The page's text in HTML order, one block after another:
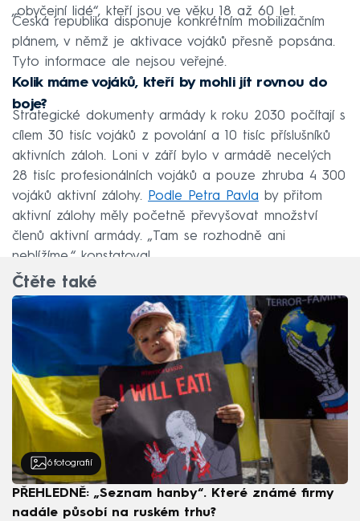
„obyčejní lidé“, kteří jsou ve věku 18 až 60 let.
Česká republika disponuje konkrétním mobilizačním
plánem, v němž je aktivace vojáků přesně popsána.
Tyto informace ale nejsou veřejné.
Kolik máme vojáků, kteří by mohli jít rovnou do
boje?
Strategické dokumenty armády k roku 2030 počítají s
cílem 30 tisíc vojáků z povolání a 10 tisíc příslušníků
aktivních záloh. Loni v září bylo v armádě necelých
28 tisíc profesionálních vojáků a pouze zhruba 4 300
vojáků aktivní zálohy. Podle Petra Pavla by přitom
aktivní zálohy měly početně převyšovat množství
členů aktivní armády. „Tam se rozhodně ani
neblížíme,“ konstatoval.
Čtěte také
6 fotografií
PŘEHLEDNĚ: „Seznam hanby“. Které známé firmy
nadále působí na ruském trhu?